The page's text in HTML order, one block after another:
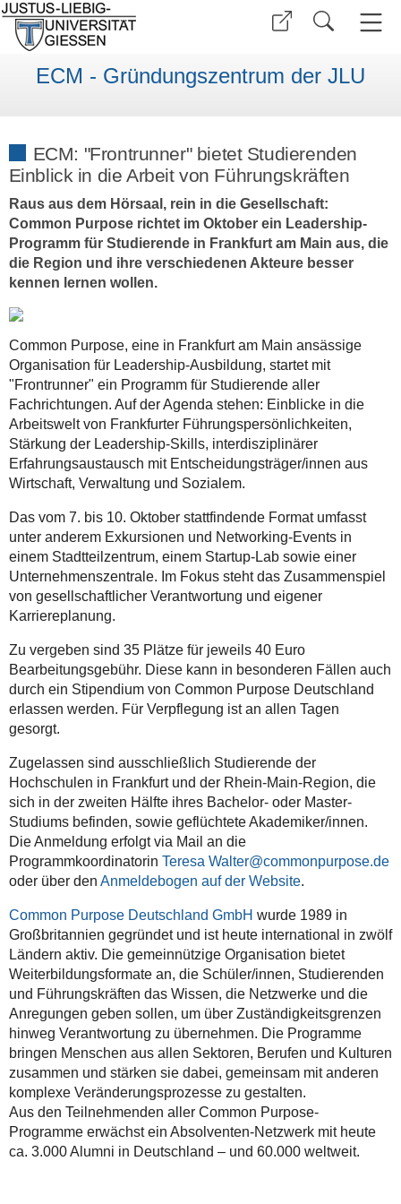
ECM - Gründungszentrum der JLU
ECM: "Frontrunner" bietet Studierenden
Einblick in die Arbeit von Führungskräften
Raus aus dem Hörsaal, rein in die Gesellschaft:
Common Purpose richtet im Oktober ein Leadership-
Programm für Studierende in Frankfurt am Main aus, die
die Region und ihre verschiedenen Akteure besser
kennen lernen wollen.
Common Purpose, eine in Frankfurt am Main ansässige
Organisation für Leadership-Ausbildung, startet mit
"Frontrunner" ein Programm für Studierende aller
Fachrichtungen. Auf der Agenda stehen: Einblicke in die
Arbeitswelt von Frankfurter Führungspersönlichkeiten,
Stärkung der Leadership-Skills, interdisziplinärer
Erfahrungsaustausch mit Entscheidungsträger/innen aus
Wirtschaft, Verwaltung und Sozialem.
Das vom 7. bis 10. Oktober stattfindende Format umfasst
unter anderem Exkursionen und Networking-Events in
einem Stadtteilzentrum, einem Startup-Lab sowie einer
Unternehmenszentrale. Im Fokus steht das Zusammenspiel
von gesellschaftlicher Verantwortung und eigener
Karriereplanung.
Zu vergeben sind 35 Plätze für jeweils 40 Euro
Bearbeitungsgebühr. Diese kann in besonderen Fällen auch
durch ein Stipendium von Common Purpose Deutschland
erlassen werden. Für Verpflegung ist an allen Tagen
gesorgt.
Zugelassen sind ausschließlich Studierende der
Hochschulen in Frankfurt und der Rhein-Main-Region, die
sich in der zweiten Hälfte ihres Bachelor- oder Master-
Studiums befinden, sowie geflüchtete Akademiker/innen.
Die Anmeldung erfolgt via Mail an die
Programmkoordinatorin Teresa Walter
oder über den Anmeldebogen auf der Website.
Common Purpose Deutschland GmbH wurde 1989 in
Großbritannien gegründet und ist heute international in zwölf
Ländern aktiv. Die gemeinnützige Organisation bietet
Weiterbildungsformate an, die Schüler/innen, Studierenden
und Führungskräften das Wissen, die Netzwerke und die
Anregungen geben sollen, um über Zuständigkeitsgrenzen
hinweg Verantwortung zu übernehmen. Die Programme
bringen Menschen aus allen Sektoren, Berufen und Kulturen
zusammen und stärken sie dabei, gemeinsam mit anderen
komplexe Veränderungsprozesse zu gestalten.
Aus den Teilnehmenden aller Common Purpose-
Programme erwächst ein Absolventen-Netzwerk mit heute
ca. 3.000 Alumni in Deutschland – und 60.000 weltweit.